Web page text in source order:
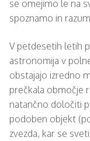
se omejimo le na
spoznamo in
V petdesetih letih
astronomija v
obstajajo izredno
prečkala območje
natančno določiti
podoben objekt
zvezda, kar se